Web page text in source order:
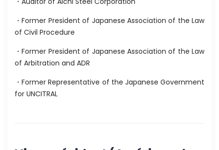
・Former President of Japanese Association of the Law
of Civil Procedure
・Former President of Japanese Association of the Law
of Arbitration and ADR
・Former Representative of the Japanese Government
for UNCITRAL